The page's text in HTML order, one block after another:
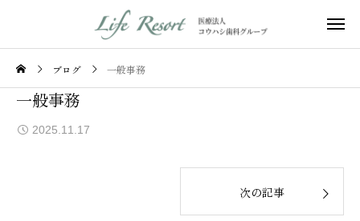
ブログ 一般事務
一般事務
2025.11.17
次の記事